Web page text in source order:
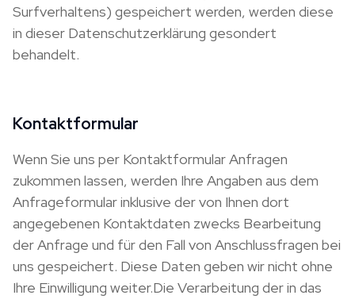
Surfverhaltens) gespeichert werden, werden diese
in dieser Datenschutzerklärung gesondert
behandelt.
Kontaktformular
Wenn Sie uns per Kontaktformular Anfragen
zukommen lassen, werden Ihre Angaben aus dem
Anfrageformular inklusive der von Ihnen dort
angegebenen Kontaktdaten zwecks Bearbeitung
der Anfrage und für den Fall von Anschlussfragen bei
uns gespeichert. Diese Daten geben wir nicht ohne
Ihre Einwilligung weiter.Die Verarbeitung der in das